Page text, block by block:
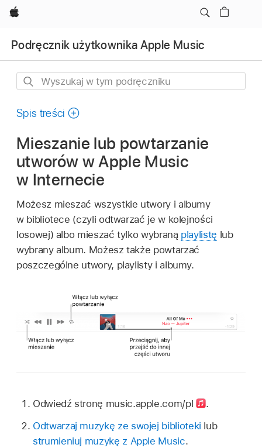
Apple
Podręcznik użytkownika Apple Music
Wyszukaj
tym
Spis treści
Mieszanie lub powtarzanie
utworów w Apple Music
w Internecie
Możesz mieszać wszystkie utwory i albumy
w bibliotece (czyli odtwarzać je w kolejności
losowej) albo mieszać tylko wybraną playlistę lub
wybrany album. Możesz także powtarzać
poszczególne utwory, playlisty i albumy.
Odwiedź stronę music.apple.com/pl
.
Odtwarzaj muzykę ze swojej biblioteki lub
strumieniuj muzykę z Apple Music.